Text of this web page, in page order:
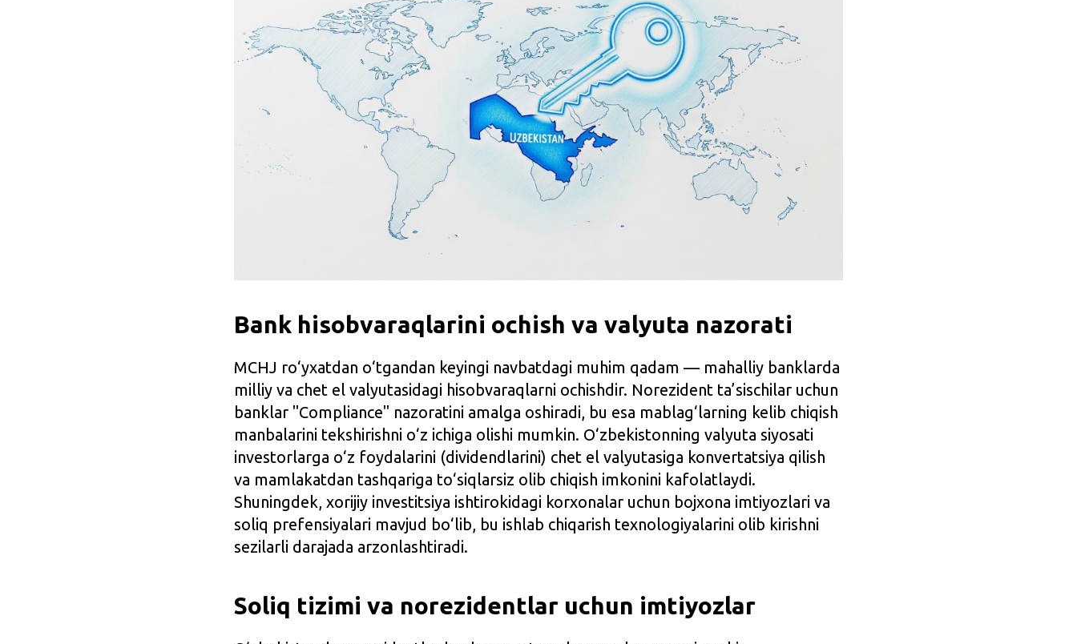
Bank hisobvaraqlarini ochish va valyuta nazorati
MCHJ ro‘yxatdan o‘tgandan keyingi navbatdagi muhim qadam — mahalliy banklarda
milliy va chet el valyutasidagi hisobvaraqlarni ochishdir. Norezident ta’sischilar uchun
banklar "Compliance" nazoratini amalga oshiradi, bu esa mablag‘larning kelib chiqish
manbalarini tekshirishni o‘z ichiga olishi mumkin. O‘zbekistonning valyuta siyosati
investorlarga o‘z foydalarini (dividendlarini) chet el valyutasiga konvertatsiya qilish
va mamlakatdan tashqariga to‘siqlarsiz olib chiqish imkonini kafolatlaydi.
Shuningdek, xorijiy investitsiya ishtirokidagi korxonalar uchun bojxona imtiyozlari va
soliq prefensiyalari mavjud bo‘lib, bu ishlab chiqarish texnologiyalarini olib kirishni
sezilarli darajada arzonlashtiradi.
Soliq tizimi va norezidentlar uchun imtiyozlar